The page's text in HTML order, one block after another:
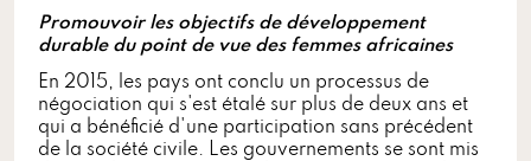
Promouvoir les objectifs de développement
durable du point de vue des femmes africaines
En 2015, les pays ont conclu un processus de
négociation qui s'est étalé sur plus de deux ans et
qui a bénéficié d'une participation sans précédent
de la société civile. Les gouvernements se sont mis